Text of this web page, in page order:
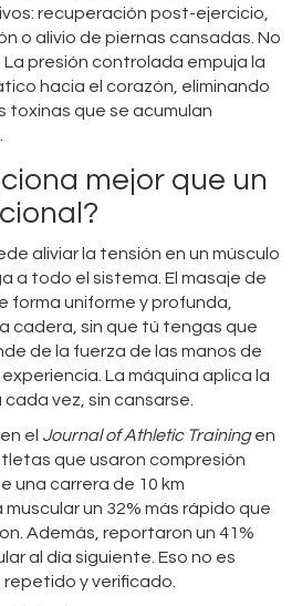
recuperación post-ejercicio,
o alivio de piernas cansadas. No
La presión controlada empuja la
hacia el corazón, eliminando
toxinas que se acumulan
mejor que un
aliviar la tensión en un músculo
a todo el sistema. El masaje de
forma uniforme y profunda,
cadera, sin que tú tengas que
de la fuerza de las manos de
La máquina aplica la
vez, sin cansarse.
el Journal of Athletic Trainingen
que usaron compresión
una carrera de 10 km
un 32% más rápido que
Además, reportaron un 41%
al día siguiente. Eso no es
y verificado.